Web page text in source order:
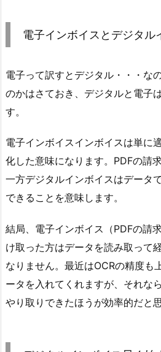
電子インボイスとデジタル
電子って訳すとデジタル・・・な
のかはさておき、デジタルと電子
す。
電子インボイスインボイスは単に
化した意味になります。PDFの請
一方デジタルインボイスはデータ
できることを意味します。
結局、電子インボイス（PDFの請
け取った方はデータを読み取って
なりません。最近はOCRの精度も
ータを入れてくれますが、それな
やり取りできたほうが効率的だと